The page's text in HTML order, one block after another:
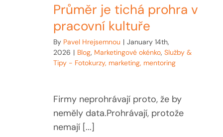
Průměr je tichá prohra v
pracovní kultuře
By Pavel Hrejsemnou | January 14th,
2026 | Blog, Marketingové okénko,Služby &
Tipy - Fotokurzy, marketing, mentoring
Firmy neprohrávají proto, že by
neměly data.Prohrávají, protože
nemají [...]